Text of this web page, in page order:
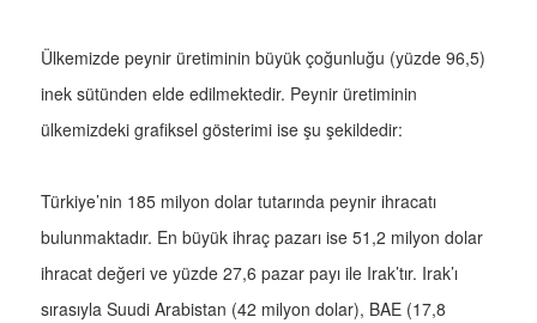
Ülkemizde peynir üretiminin büyük çoğunluğu (yüzde 96,5)
inek sütünden elde edilmektedir. Peynir üretiminin
ülkemizdeki grafiksel gösterimi ise şu şekildedir:
Türkiye’nin 185 milyon dolar tutarında peynir ihracatı
bulunmaktadır. En büyük ihraç pazarı ise 51,2 milyon dolar
ihracat değeri ve yüzde 27,6 pazar payı ile Irak’tır. Irak’ı
sırasıyla Suudi Arabistan (42 milyon dolar), BAE (17,8